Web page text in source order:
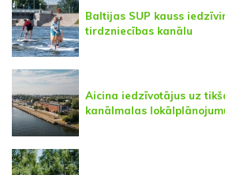
Baltijas SUP kauss
tirdzniecības kanālu
Aicina iedzīvotājus uz
kanālmalas